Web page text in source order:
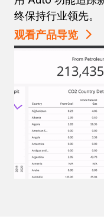
终保持行业领先。
观看产品导览